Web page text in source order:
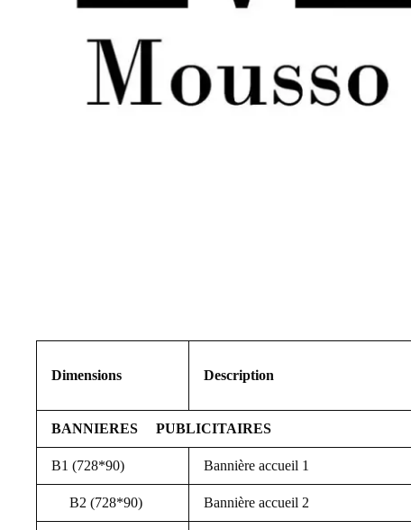
Dimensions Description
BANNIERES PUBLICITAIRES
B1 (728*90) Bannière accueil 1
B2 (728*90) Bannière accueil 2